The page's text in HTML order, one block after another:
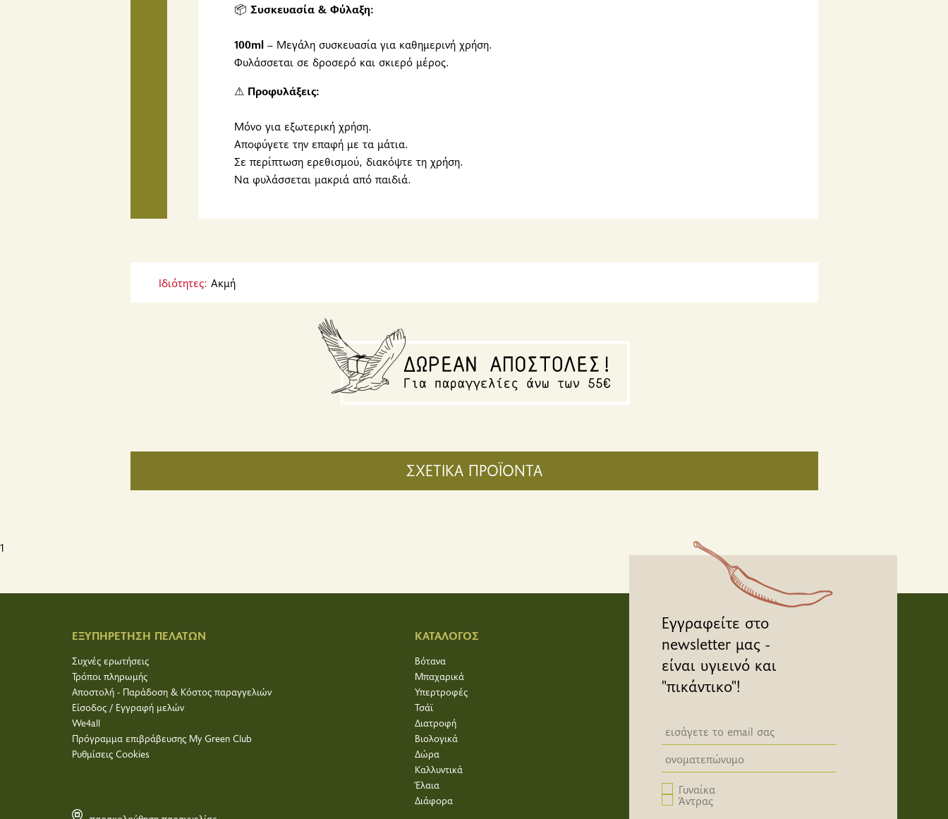
📦 Συσκευασία & Φύλαξη:
100ml – Μεγάλη συσκευασία για καθημερινή χρήση.
Φυλάσσεται σε δροσερό και σκιερό μέρος.
⚠ Προφυλάξεις:
Μόνο για εξωτερική χρήση.
Αποφύγετε την επαφή με τα μάτια.
Σε περίπτωση ερεθισμού, διακόψτε τη χρήση.
Να φυλάσσεται μακριά από παιδιά.
Ιδιότητες: Ακμή
ΣΧΕΤΙΚΑ ΠΡΟΪΟΝΤΑ
1
ΕΞΥΠΗΡΕΤΗΣΗ ΠΕΛΑΤΩΝ
Συχνές ερωτήσεις
Τρόποι πληρωμής
Αποστολή - Παράδοση & Κόστος παραγγελιών
Είσοδος / Εγγραφή μελών
We4all
Πρόγραμμα επιβράβευσης My Green Club
Ρυθμίσεις Cookies
ΚΑΤΑΛΟΓΟΣ
Βότανα
Μπαχαρικά
Υπερτροφές
Τσάϊ
Διατροφή
Βιολογικά
Δώρα
Καλλυντικά
Έλαια
Διάφορα
Εγγραφείτε στο
newsletter μας -
είναι υγιεινό και
"πικάντικο"!
Newsletter email input field
Newsletter email input field
Γυναίκα
Άντρας